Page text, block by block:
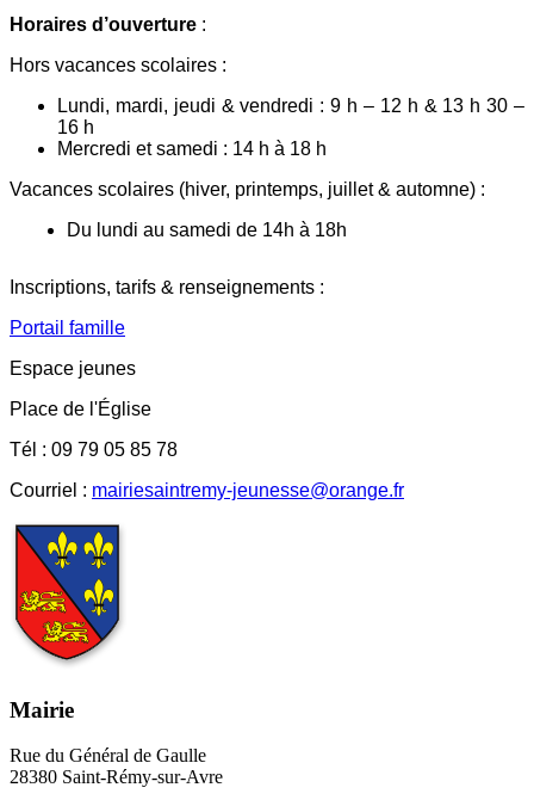
Horaires d’ouverture :
Hors vacances scolaires :
Lundi, mardi, jeudi & vendredi : 9 h – 12 h & 13 h 30 –
16 h
Mercredi et samedi : 14 h à 18 h
Vacances scolaires (hiver, printemps, juillet & automne) :
Du lundi au samedi de 14h à 18h
Inscriptions, tarifs & renseignements :
Portail famille
Espace jeunes
Place de l'Église
Tél : 09 79 05 85 78
Courriel : mairiesaintremy-jeunesse@orange.fr
Mairie
Rue du Général de Gaulle
28380 Saint-Rémy-sur-Avre